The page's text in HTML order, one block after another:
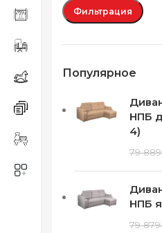
Фильтрация
Популярное
НПБ
4)
79 889
НПБ
79 879